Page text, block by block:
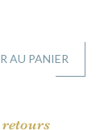
AU PANIER